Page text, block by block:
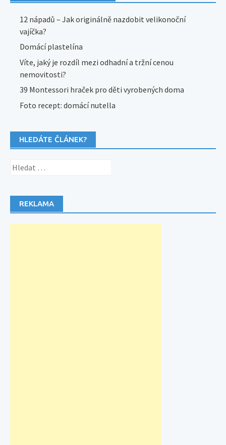
12 nápadů – Jak originálně nazdobit velikonoční
vajíčka?
Domácí plastelína
Víte, jaký je rozdíl mezi odhadní a tržní cenou
nemovitosti?
39 Montessori hraček pro děti vyrobených doma
Foto recept: domácí nutella
HLEDÁTE ČLÁNEK?
Vyhledávání
REKLAMA